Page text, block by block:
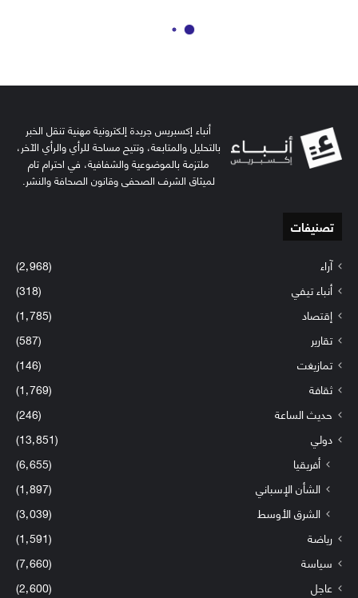
أنباء إكسبريس جريدة إلكترونية مهنية تنقل الخبر
بالتحليل والمتابعة، وتتيح مساحة للرأي والرأي الآخر،
ملتزمة بالموضوعية والشفافية، في احترام تام
لميثاق الشرف الصحفي وقانون الصحافة والنشر.
تصنيفات
آراء
(2٬968)
أنباء تيفي
(318)
إقتصاد
(1٬785)
تقارير
(587)
تمازيغت
(146)
ثقافة
(1٬769)
حديث الساعة
(246)
دولي
(13٬851)
أفريقيا
(6٬655)
الشأن الإسباني
(1٬897)
الشرق الأوسط
(3٬039)
رياضة
(1٬591)
سياسة
(7٬660)
عاجل
(2٬600)